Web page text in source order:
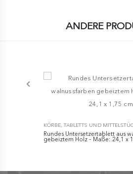
ANDERE
KÖRBE, TABLETTS UND
Rundes Untersetzertablett aus
gebeiztem Holz – Maße: 24,1 x